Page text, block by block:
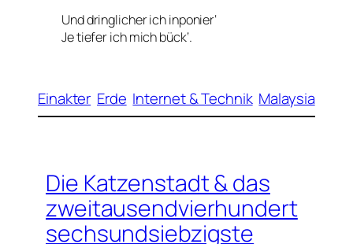
Und dringlicher ich inponier‘
Je tiefer ich mich bück‘.
Einakter Erde Internet & Technik Malaysia
Die Katzenstadt & das
zweitausendvierhundert
sechsundsiebzigste